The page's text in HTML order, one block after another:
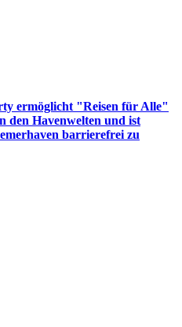
ermöglicht "Reisen für Alle"
den Havenwelten und ist
barrierefrei zu